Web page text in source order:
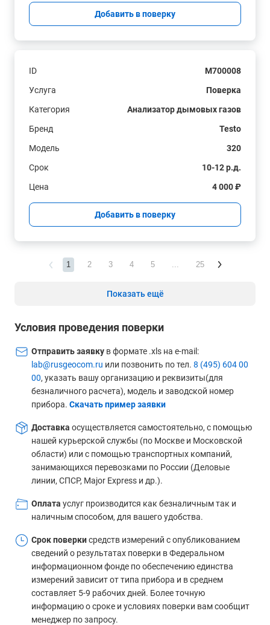
Добавить в поверку
ID
M700008
Услуга
Поверка
Категория
Анализатор дымовых газов
Бренд
Testo
Модель
320
Срок
10-12 р.д.
Цена
4 000 ₽
Добавить в поверку
1 2 3 4 5 ... 25
Показать ещё
Условия проведения поверки
Отправить заявку в формате .xls на e-mail:
lab@rusgeocom.ru или позвонить по тел. 8 (495) 604 00
00, указать вашу организацию и реквизиты(для
безналичного расчета), модель и заводской номер
прибора. Скачать пример заявки
Доставка осуществляется самостоятельно, с помощью
нашей курьерской службы (по Москве и Московской
области) или с помощью транспортных компаний,
занимающихся перевозками по России (Деловые
линии, СПСР, Major Express и др.).
Оплата услуг производится как безналичным так и
наличным способом, для вашего удобства.
Срок поверкисредств измерений с опубликованием
сведений о результатах поверки в Федеральном
информационном фонде по обеспечению единства
измерений зависит от типа прибора и в среднем
составляет 5-9 рабочих дней. Более точную
информацию о сроке и условиях поверки вам сообщит
менеджер по запросу.